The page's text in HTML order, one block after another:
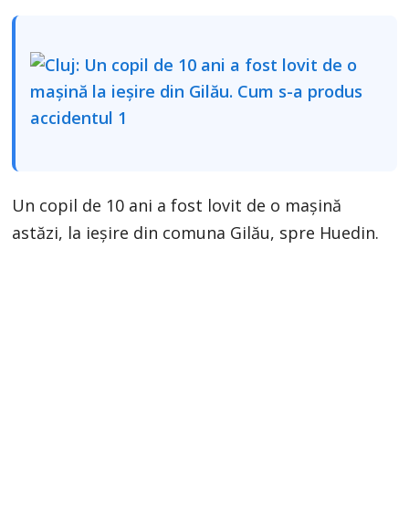
Un copil de 10 ani a fost lovit de o mașină
astăzi, la ieșire din comuna Gilău, spre Huedin.